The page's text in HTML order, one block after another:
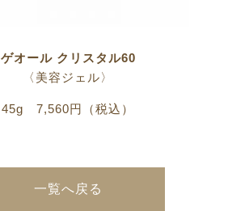
ゲオール クリスタル60
〈美容ジェル〉
45g 7,560円（税込）
一覧へ戻る